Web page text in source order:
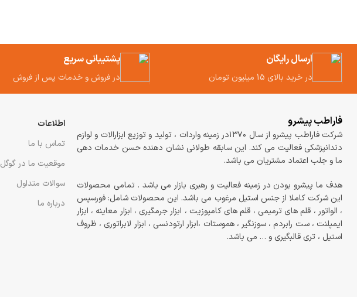
ارسال رایگان
در خرید بالای 15 میلیون تومان
پشتیبانی سریع
در فروش و خدمات پس از فروش
فاراطب پیشرو
شرکت فاراطب پیشرو از سال ۱۳۷۰در زمینه واردات ، تولید و توزیع ابزارالات و لوازم
دندانپزشکی فعالیت می کند. این سابقه طولانی نشان دهنده حسن خدمات دهی
ما و جلب اعتماد مشتریان می باشد.
هدف ما پیشرو بودن در زمینه فعالیت و رهبری بازار می باشد . تمامی محصولات
این شرکت کاملا از جنس استیل مرغوب می باشد. این محصولات شامل: فورسپس
، الواتور ، قلم های ترمیمی ، قلم های کامپوزیت ، ابزار جرمگیری ، ابزار معاینه ، ابزار
ایمپلنت ، ست رابردم ، سوزنگیر ، هموستات ،ابزار ارتودنسی ، ابزار لابراتوری ، ظروف
استیل ، تری قالبگیری و … می باشد.
اطلاعات
تماس با ما
موقعیت ما در گوگل
سوالات متداول
درباره ما